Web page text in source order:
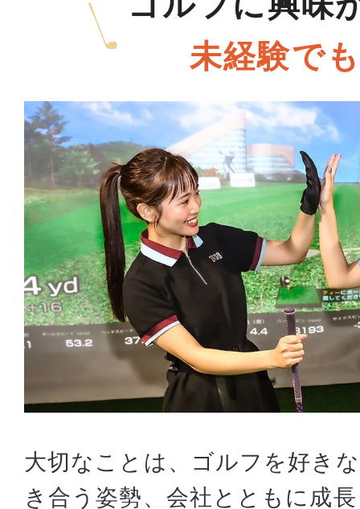
未経験で
大切なことは、ゴルフを好き
き合う姿勢、会社とともに成